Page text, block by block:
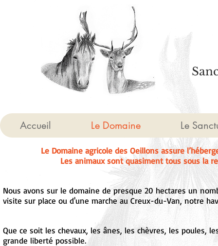
Le Domaine agricole des Oeillons assure
Les animaux sont quasiment tous sous la
Nous avons sur le domaine de presque 20 hectares un
visite sur place ou d'une marche au Creux-du-Van, notre
Que ce soit les chevaux, les ânes, les chèvres, les poules,
grande liberté possible.
Accueil Le Domaine Le